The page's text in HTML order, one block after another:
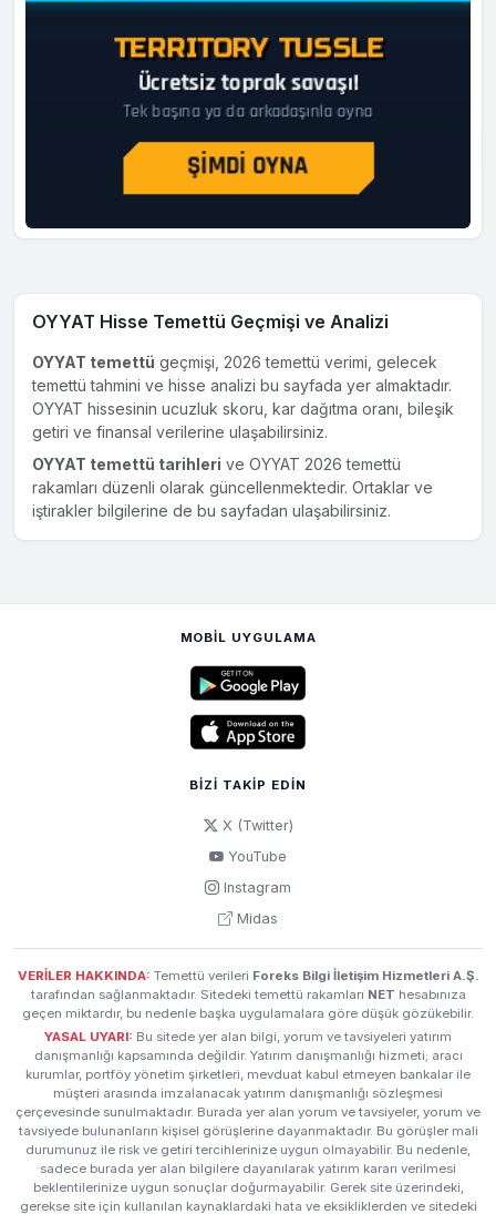
OYYAT Hisse Temettü Geçmişi ve Analizi
OYYAT temettü geçmişi, 2026 temettü verimi, gelecek
temettü tahmini ve hisse analizi bu sayfada yer almaktadır.
OYYAT hissesinin ucuzluk skoru, kar dağıtma oranı, bileşik
getiri ve finansal verilerine ulaşabilirsiniz.
OYYAT temettü tarihleri ve OYYAT 2026 temettü
rakamları düzenli olarak güncellenmektedir. Ortaklar ve
iştirakler bilgilerine de bu sayfadan ulaşabilirsiniz.
MOBIL UYGULAMA
BIZI TAKIP EDIN
X (Twitter)
YouTube
Instagram
Midas
VERİLER HAKKINDA: Temettü verileri Foreks Bilgi İletişim Hizmetleri A.Ş.
tarafından sağlanmaktadır. Sitedeki temettü rakamları NET hesabınıza
geçen miktardır, bu nedenle başka uygulamalara göre düşük gözükebilir.
YASAL UYARI: Bu sitede yer alan bilgi, yorum ve tavsiyeleri yatırım
danışmanlığı kapsamında değildir. Yatırım danışmanlığı hizmeti; aracı
kurumlar, portföy yönetim şirketleri, mevduat kabul etmeyen bankalar ile
müşteri arasında imzalanacak yatırım danışmanlığı sözleşmesi
çerçevesinde sunulmaktadır. Burada yer alan yorum ve tavsiyeler, yorum ve
tavsiyede bulunanların kişisel görüşlerine dayanmaktadır. Bu görüşler mali
durumunuz ile risk ve getiri tercihlerinize uygun olmayabilir. Bu nedenle,
sadece burada yer alan bilgilere dayanılarak yatırım kararı verilmesi
beklentilerinize uygun sonuçlar doğurmayabilir. Gerek site üzerindeki,
gerekse site için kullanılan kaynaklardaki hata ve eksikliklerden ve sitedeki